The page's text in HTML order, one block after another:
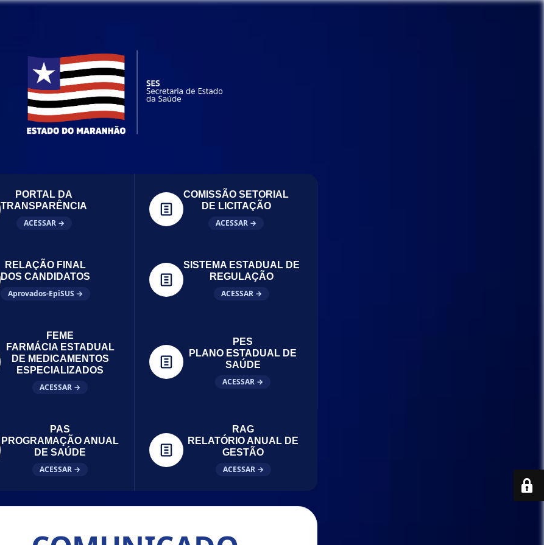
PORTAL DA
TRANSPARÊNCIA
ACESSAR →
COMISSÃO SETORIAL
DE LICITAÇÃO
ACESSAR →
RELAÇÃO FINAL
DOS CANDIDATOS
Aprovados-EpiSUS →
SISTEMA ESTADUAL DE
REGULAÇÃO
ACESSAR →
FEME
FARMÁCIA ESTADUAL
DE MEDICAMENTOS
ESPECIALIZADOS
ACESSAR →
PES
PLANO ESTADUAL DE
SAÚDE
ACESSAR →
PAS
PROGRAMAÇÃO ANUAL
DE SAÚDE
ACESSAR →
RAG
RELATÓRIO ANUAL DE
GESTÃO
ACESSAR →